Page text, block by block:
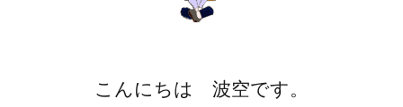
こんにちは 波空です。